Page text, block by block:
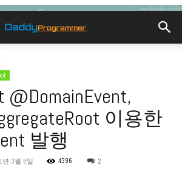
@DomainEvent,
이용한
발행
년 3월 5일 4396 2